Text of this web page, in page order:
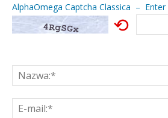
AlphaOmega Captcha Classica – Enter
⟲